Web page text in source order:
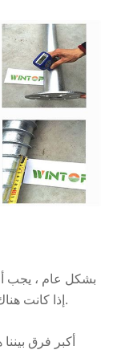
إذا كانت هناك أي متطلبات خاصة ، فأخبرنا بذلك من فضلك.
أكبر فرق